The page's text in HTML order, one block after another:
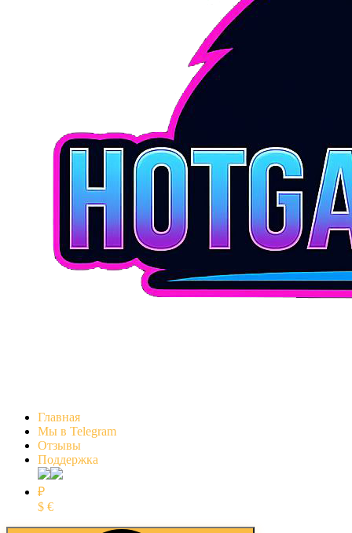
Главная
Мы в Telegram
Отзывы
Поддержка
₽
$ €